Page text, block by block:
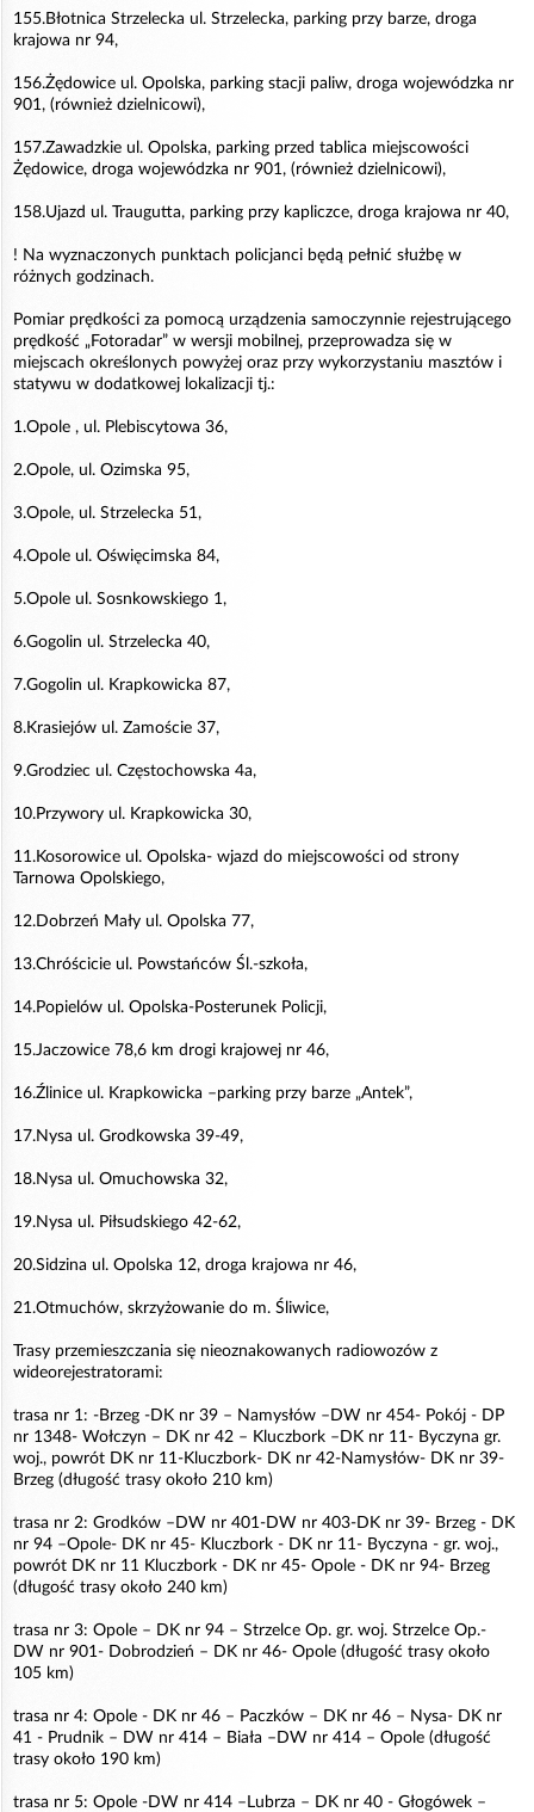
155.Błotnica Strzelecka ul. Strzelecka, parking przy barze, droga
krajowa nr 94,
156.Żędowice ul. Opolska, parking stacji paliw, droga wojewódzka nr
901, (również dzielnicowi),
157.Zawadzkie ul. Opolska, parking przed tablica miejscowości
Żędowice, droga wojewódzka nr 901, (również dzielnicowi),
158.Ujazd ul. Traugutta, parking przy kapliczce, droga krajowa nr 40,
! Na wyznaczonych punktach policjanci będą pełnić służbę w
różnych godzinach.
Pomiar prędkości za pomocą urządzenia samoczynnie rejestrującego
prędkość „Fotoradar” w wersji mobilnej, przeprowadza się w
miejscach określonych powyżej oraz przy wykorzystaniu masztów i
statywu w dodatkowej lokalizacji tj.:
1.Opole , ul. Plebiscytowa 36,
2.Opole, ul. Ozimska 95,
3.Opole, ul. Strzelecka 51,
4.Opole ul. Oświęcimska 84,
5.Opole ul. Sosnkowskiego 1,
6.Gogolin ul. Strzelecka 40,
7.Gogolin ul. Krapkowicka 87,
8.Krasiejów ul. Zamoście 37,
9.Grodziec ul. Częstochowska 4a,
10.Przywory ul. Krapkowicka 30,
11.Kosorowice ul. Opolska- wjazd do miejscowości od strony
Tarnowa Opolskiego,
12.Dobrzeń Mały ul. Opolska 77,
13.Chróścicie ul. Powstańców Śl.-szkoła,
14.Popielów ul. Opolska-Posterunek Policji,
15.Jaczowice 78,6 km drogi krajowej nr 46,
16.Źlinice ul. Krapkowicka –parking przy barze „Antek”,
17.Nysa ul. Grodkowska 39-49,
18.Nysa ul. Omuchowska 32,
19.Nysa ul. Piłsudskiego 42-62,
20.Sidzina ul. Opolska 12, droga krajowa nr 46,
21.Otmuchów, skrzyżowanie do m. Śliwice,
Trasy przemieszczania się nieoznakowanych radiowozów z
wideorejestratorami:
trasa nr 1: -Brzeg -DK nr 39 – Namysłów –DW nr 454- Pokój - DP
nr 1348- Wołczyn – DK nr 42 – Kluczbork –DK nr 11- Byczyna gr.
woj., powrót DK nr 11-Kluczbork- DK nr 42-Namysłów- DK nr 39-
Brzeg (długość trasy około 210 km)
trasa nr 2: Grodków –DW nr 401-DW nr 403-DK nr 39- Brzeg - DK
nr 94 –Opole- DK nr 45- Kluczbork - DK nr 11- Byczyna - gr. woj.,
powrót DK nr 11 Kluczbork - DK nr 45- Opole - DK nr 94- Brzeg
(długość trasy około 240 km)
trasa nr 3: Opole – DK nr 94 – Strzelce Op. gr. woj. Strzelce Op.-
DW nr 901- Dobrodzień – DK nr 46- Opole (długość trasy około
105 km)
trasa nr 4: Opole - DK nr 46 – Paczków – DK nr 46 – Nysa- DK nr
41 - Prudnik – DW nr 414 – Biała –DW nr 414 – Opole (długość
trasy około 190 km)
trasa nr 5: Opole -DW nr 414 –Lubrza – DK nr 40 - Głogówek –